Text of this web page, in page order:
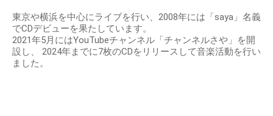
東京や横浜を中心にライブを行い、2008年には「saya」名義
でCDデビューを果たしています。
2021年5月にはYouTubeチャンネル「チャンネルさや」を開
設し、 2024年までに7枚のCDをリリースして音楽活動を行い
ました。